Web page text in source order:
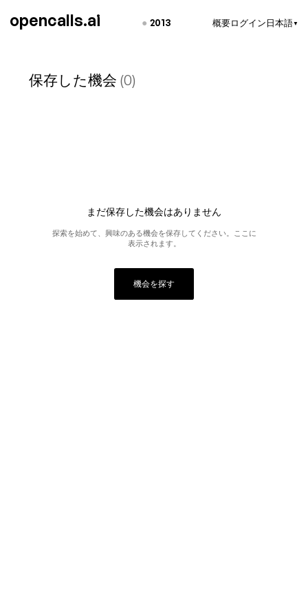
opencalls.ai ● 2013 概要ログイン日本語▼
保存した機会 (0)
まだ保存した機会はありません
探索を始めて、興味のある機会を保存してください。ここに
表示されます。
機会を探す